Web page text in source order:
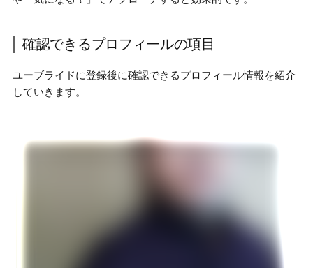
確認できるプロフィールの項目
ユーブライドに登録後に確認できるプロフィール情報を紹介
していきます。